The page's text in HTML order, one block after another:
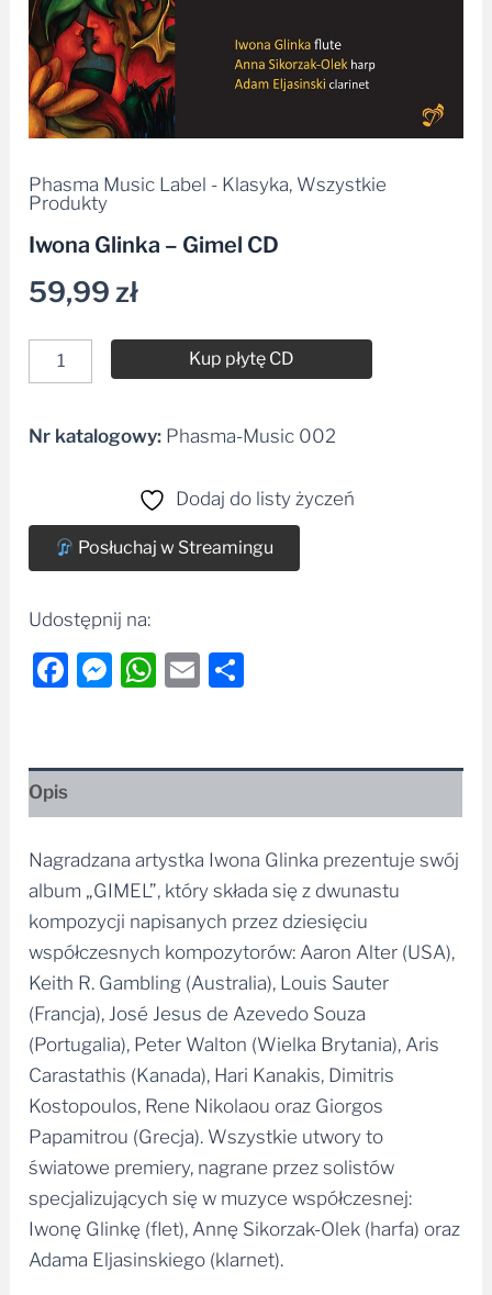
Phasma Music Label - Klasyka, Wszystkie
Produkty
Iwona Glinka – Gimel CD
59,99zł
Kup płytę CD
Alternative:
Nr katalogowy: Phasma-Music 002
Dodaj do listy życzeń
Posłuchaj w Streamingu
Udostępnij na:
Facebook
Messenger
WhatsApp
Email
Opis
Nagradzana artystka Iwona Glinka prezentuje swój
album „GIMEL”, który składa się z dwunastu
kompozycji napisanych przez dziesięciu
współczesnych kompozytorów: Aaron Alter (USA),
Keith R. Gambling (Australia), Louis Sauter
(Francja), José Jesus de Azevedo Souza
(Portugalia), Peter Walton (Wielka Brytania), Aris
Carastathis (Kanada), Hari Kanakis, Dimitris
Kostopoulos, Rene Nikolaou oraz Giorgos
Papamitrou (Grecja). Wszystkie utwory to
światowe premiery, nagrane przez solistów
specjalizujących się w muzyce współczesnej:
Iwonę Glinkę (flet), Annę Sikorzak-Olek (harfa) oraz
Adama Eljasinskiego (klarnet).